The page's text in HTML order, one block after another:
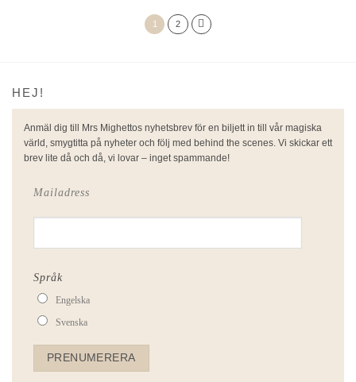
1 2
HEJ!
Anmäl dig till Mrs Mighettos nyhetsbrev för en biljett in till vår magiska
värld, smygtitta på nyheter och följ med behind the scenes. Vi skickar ett
brev lite då och då, vi lovar – inget spammande!
Mailadress
Språk
Engelska
Svenska